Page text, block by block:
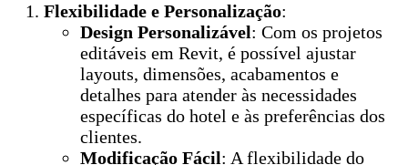
Flexibilidade e Personalização:
Design Personalizável: Com os projetos
editáveis em Revit, é possível ajustar
layouts, dimensões, acabamentos e
detalhes para atender às necessidades
específicas do hotel e às preferências dos
clientes.
Modificação Fácil: A flexibilidade do